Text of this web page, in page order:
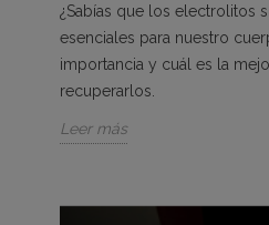
¿Sabías que los electrolitos
esenciales para nuestro
importancia y cuál es la
recuperarlos.
Leer más